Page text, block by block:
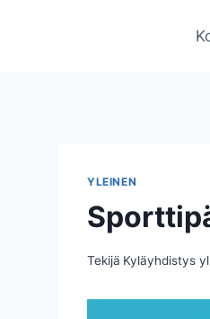
YLEINEN
Tekijä Kyläyhdistys